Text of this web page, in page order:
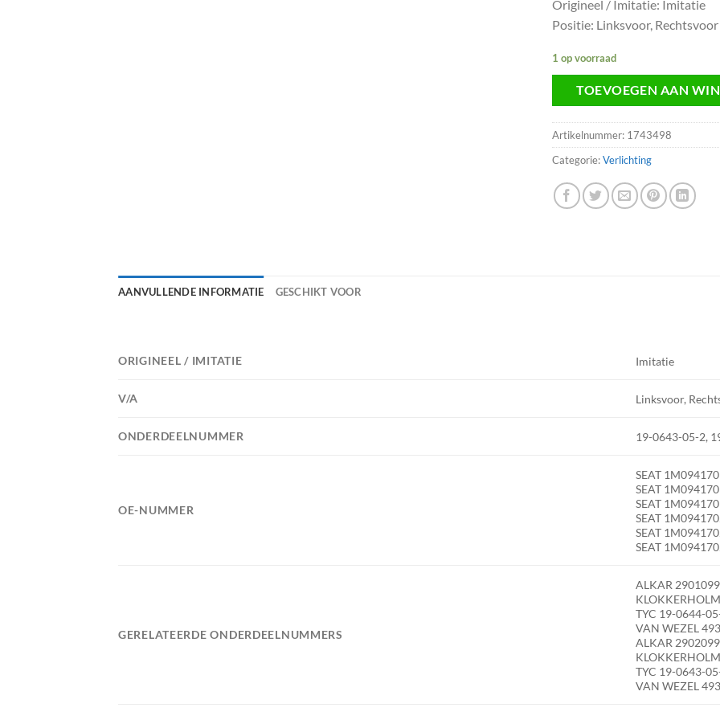
Origineel / Imitatie: Imitatie
Positie: Linksvoor, Rechtsvoor
1 op voorraad
TOEVOEGEN AAN
Artikelnummer: 1743498
Categorie:Verlichting
AANVULLENDE INFORMATIE GESCHIKT VOOR
ORIGINEEL / IMITATIE Imitatie
V/A Linksvoor,
ONDERDEELNUMMER 19-0643-05-2,
OE-NUMMER
SEAT
SEAT
SEAT
SEAT
SEAT
SEAT
GERELATEERDE ONDERDEELNUMMERS
ALKAR 2901099
TYC 19-0644-
VAN WEZEL
ALKAR 2902099
TYC 19-0643-
VAN WEZEL